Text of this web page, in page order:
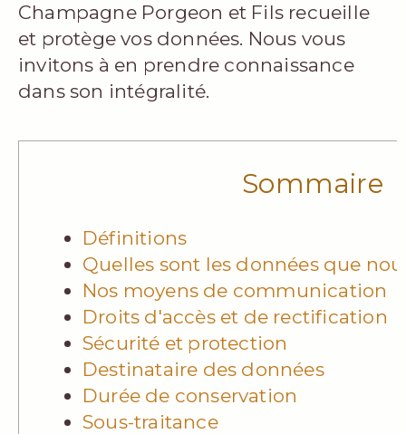
Champagne Porgeon et Fils recueille
et protège vos données. Nous vous
invitons à en prendre connaissance
dans son intégralité.
Sommaire
Définitions
Quelles sont les données que
Nos moyens de communication
Droits d'accès et de rectification
Sécurité et protection
Destinataire des données
Durée de conservation
Sous-traitance